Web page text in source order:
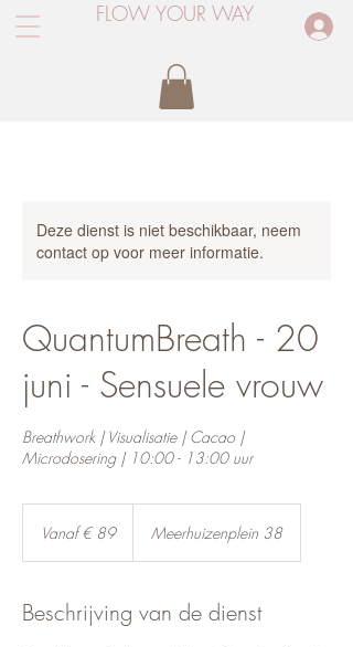
FLOW YOUR WAY
Deze dienst is niet beschikbaar, neem
contact op voor meer informatie.
QuantumBreath - 20
juni - Sensuele vrouw
Breathwork | Visualisatie | Cacao |
Microdosering | 10:00 - 13:00 uur
euroVanaf € 89 Meerhuizenplein 38
Beschrijving van de dienst